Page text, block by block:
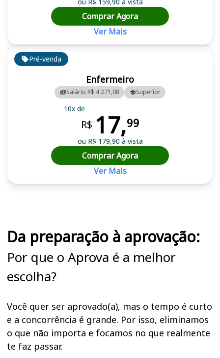
Pré-venda
Enfermeiro
Salário R$ 4.271,08 Superior
10x de
R$ 17,99
ou R$ 179,90 à vista
Comprar Agora
Ver Mais
Comprar Agora
Ver Mais
Da preparação à aprovação:
Por que o Aprova é a melhor
escolha?
Você quer ser aprovado(a), mas o tempo é curto
e a concorrência é grande. Por isso, eliminamos
o que não importa e focamos no que realmente
te faz passar.